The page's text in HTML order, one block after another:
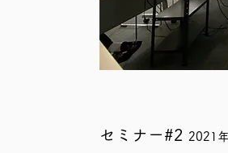
セミナー#2 2021